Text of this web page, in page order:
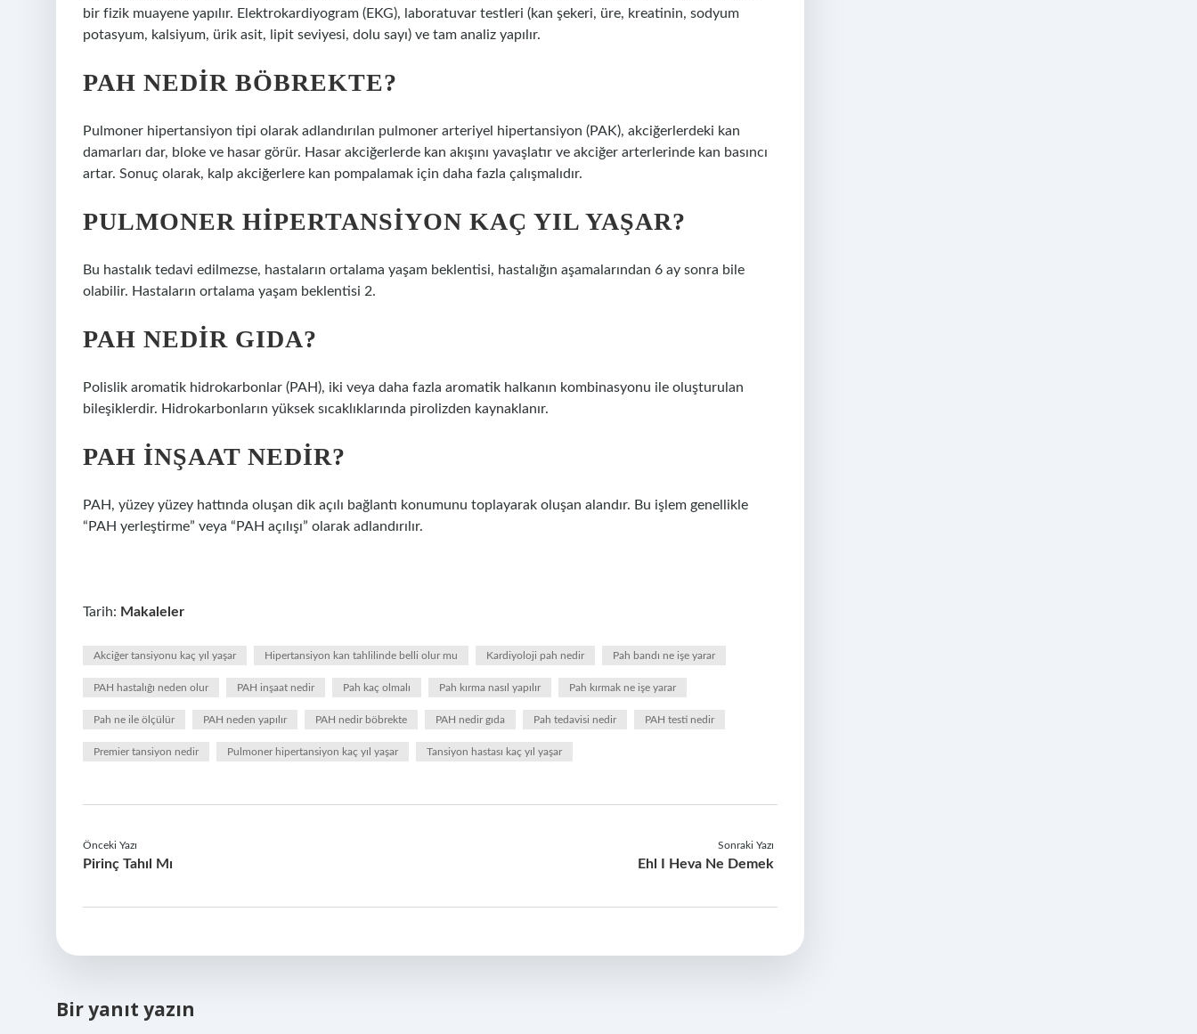
bir fizik muayene yapılır. Elektrokardiyogram (EKG), laboratuvar testleri (kan şekeri, üre, kreatinin, sodyum
potasyum, kalsiyum, ürik asit, lipit seviyesi, dolu sayı) ve tam analiz yapılır.
PAH NEDIR BÖBREKTE?
Pulmoner hipertansiyon tipi olarak adlandırılan pulmoner arteriyel hipertansiyon (PAK), akciğerlerdeki kan
damarları dar, bloke ve hasar görür. Hasar akciğerlerde kan akışını yavaşlatır ve akciğer arterlerinde kan basıncı
artar. Sonuç olarak, kalp akciğerlere kan pompalamak için daha fazla çalışmalıdır.
PULMONER HIPERTANSIYON KAÇ YIL YAŞAR?
Bu hastalık tedavi edilmezse, hastaların ortalama yaşam beklentisi, hastalığın aşamalarından 6 ay sonra bile
olabilir. Hastaların ortalama yaşam beklentisi 2.
PAH NEDIR GIDA?
Polislik aromatik hidrokarbonlar (PAH), iki veya daha fazla aromatik halkanın kombinasyonu ile oluşturulan
bileşiklerdir. Hidrokarbonların yüksek sıcaklıklarında pirolizden kaynaklanır.
PAH INŞAAT NEDIR?
PAH, yüzey yüzey hattında oluşan dik açılı bağlantı konumunu toplayarak oluşan alandır. Bu işlem genellikle
“PAH yerleştirme” veya “PAH açılışı” olarak adlandırılır.
Tarih: Makaleler
Akciğer tansiyonu kaç yıl yaşar Hipertansiyon kan tahlilinde belli olur mu Kardiyoloji pah nedir Pah bandı ne işe yarar
PAH hastalığı neden olur PAH inşaat nedir Pah kaç olmalı Pah kırma nasıl yapılır Pah kırmak ne işe yarar
Pah ne ile ölçülür PAH neden yapılır PAH nedir böbrekte PAH nedir gıda Pah tedavisi nedir PAH testi nedir
Premier tansiyon nedir Pulmoner hipertansiyon kaç yıl yaşar Tansiyon hastası kaç yıl yaşar
Önceki Yazı
Pirinç Tahıl Mı
Sonraki Yazı
Ehl I Heva Ne Demek
Bir yanıt yazın